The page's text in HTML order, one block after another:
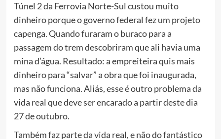
Túnel 2 da Ferrovia Norte-Sul custou muito
dinheiro porque o governo federal fez um projeto
capenga. Quando furaram o buraco para a
passagem do trem descobriram que ali havia uma
mina d’água. Resultado: a empreiteira quis mais
dinheiro para “salvar” a obra que foi inaugurada,
mas não funciona. Aliás, esse é outro problema da
vida real que deve ser encarado a partir deste dia
27 de outubro.
Também faz parte da vida real, e não do fantástico